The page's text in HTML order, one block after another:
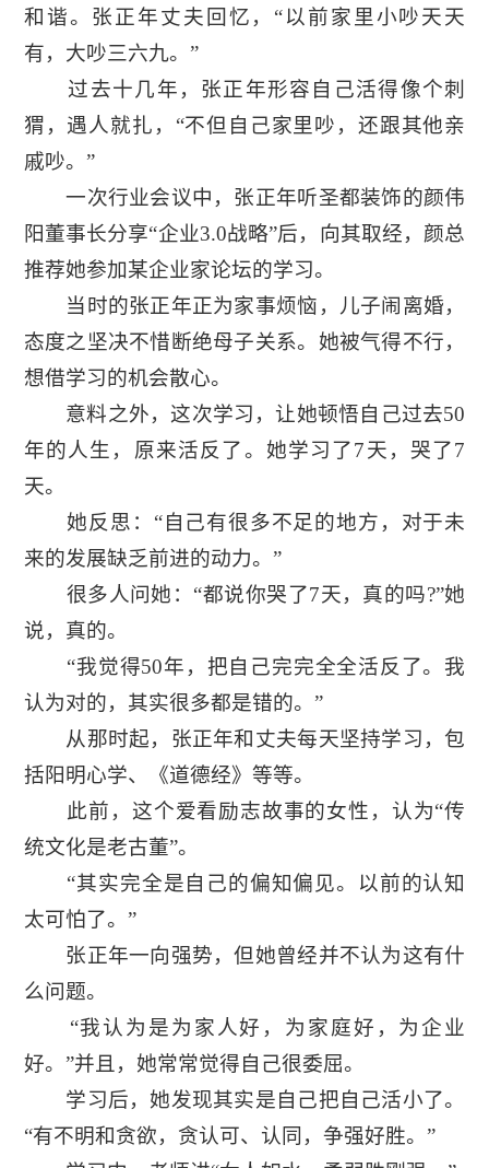
和谐。张正年丈夫回忆，“以前家里小吵天天
有，大吵三六九。”
过去十几年，张正年形容自己活得像个刺
猬，遇人就扎，“不但自己家里吵，还跟其他亲
戚吵。”
一次行业会议中，张正年听圣都装饰的颜伟
阳董事长分享“企业3.0战略”后，向其取经，颜总
推荐她参加某企业家论坛的学习。
当时的张正年正为家事烦恼，儿子闹离婚，
态度之坚决不惜断绝母子关系。她被气得不行，
想借学习的机会散心。
意料之外，这次学习，让她顿悟自己过去50
年的人生，原来活反了。她学习了7天，哭了7
天。
她反思：“自己有很多不足的地方，对于未
来的发展缺乏前进的动力。”
很多人问她：“都说你哭了7天，真的吗?”她
说，真的。
“我觉得50年，把自己完完全全活反了。我
认为对的，其实很多都是错的。”
从那时起，张正年和丈夫每天坚持学习，包
括阳明心学、《道德经》等等。
此前，这个爱看励志故事的女性，认为“传
统文化是老古董”。
“其实完全是自己的偏知偏见。以前的认知
太可怕了。”
张正年一向强势，但她曾经并不认为这有什
么问题。
“我认为是为家人好，为家庭好，为企业
好。”并且，她常常觉得自己很委屈。
学习后，她发现其实是自己把自己活小了。
“有不明和贪欲，贪认可、认同，争强好胜。”